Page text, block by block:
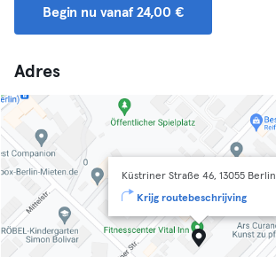
Begin nu vanaf 24,00 €
Adres
Küstriner Straße 46, 13055 Berlin
Krijg routebeschrijving